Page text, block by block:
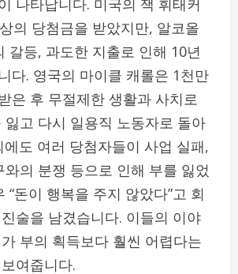
의 당첨금을 받았지만, 알코올
갈등, 과도한 지출로 인해 10년
다. 영국의 마이클 캐롤은 1천만
은 후 무절제한 생활과 사치로
잃고 다시 일용직 노동자로 돌아
에도 여러 당첨자들이 사업 실패,
와의 분쟁 등으로 인해 부를 잃었
“돈이 행복을 주지 않았다”고 회
술을 남겼습니다. 이들의 이야
부의 획득보다 훨씬 어렵다는
여줍니다.